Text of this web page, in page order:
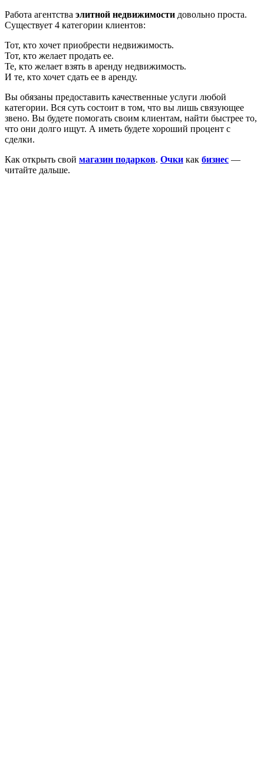
Работа агентства элитной недвижимости довольно проста.
Существует 4 категории клиентов:
Тот, кто хочет приобрести недвижимость.
Тот, кто желает продать ее.
Те, кто желает взять в аренду недвижимость.
И те, кто хочет сдать ее в аренду.
Вы обязаны предоставить качественные услуги любой
категории. Вся суть состоит в том, что вы лишь связующее
звено. Вы будете помогать своим клиентам, найти быстрее то,
что они долго ищут. А иметь будете хороший процент с
сделки.
Как открыть свой магазин подарков. Очки как бизнес —
читайте дальше.